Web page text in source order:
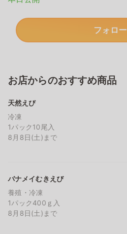
フォロー
お店からのおすすめ商品
天然えび
冷凍
1パック10尾入
8月8日(土)まで
バナメイむきえび
養殖・冷凍
1パック400ｇ入
8月8日(土)まで